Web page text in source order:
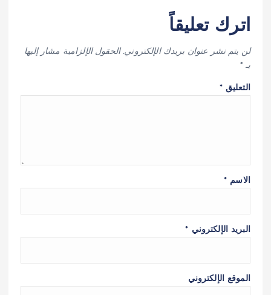
اترك تعليقاً
لن يتم نشر عنوان بريدك الإلكتروني. الحقول الإلزامية مشار إليها
بـ*
التعليق*
الاسم *
البريد الإلكتروني *
الموقع الإلكتروني